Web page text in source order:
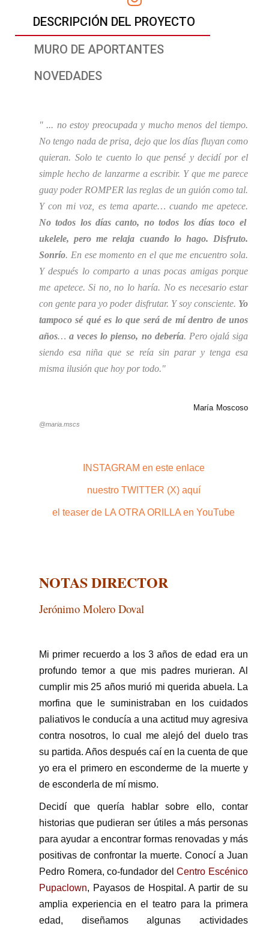
DESCRIPCIÓN DEL PROYECTO
MURO DE APORTANTES
NOVEDADES
" ... no estoy preocupada y mucho menos del tiempo.
No tengo nada de prisa, dejo que los días fluyan como
quieran. Solo te cuento lo que pensé y decidí por el
simple hecho de lanzarme a escribir. Y que me parece
guay poder ROMPER las reglas de un guión como tal.
Y con mi voz, es tema aparte… cuando me apetece.
No todos los días canto, no todos los días toco el
ukelele, pero me relaja cuando lo hago. Disfruto.
Sonrío. En ese momento en el que me encuentro sola.
Y después lo comparto a unas pocas amigas porque
me apetece. Si no, no lo haría. No es necesario estar
con gente para yo poder disfrutar. Y soy consciente. Yo
tampoco sé qué es lo que será de mí dentro de unos
años…a veces lo pienso, no debería. Pero ojalá siga
siendo esa niña que se reía sin parar y tenga esa
misma ilusión que hoy por todo."
María Moscoso
@maria.mscs
INSTAGRAM en este enlace
nuestro TWITTER (X) aquí
el teaser de LA OTRA ORILLA en YouTube
NOTAS DIRECTOR
Jerónimo Molero Doval
Mi primer recuerdo a los 3 años de edad era un
profundo temor a que mis padres murieran. Al
cumplir mis 25 años murió mi querida abuela. La
morfina que le suministraban en los cuidados
paliativos le conducía a una actitud muy agresiva
contra nosotros, lo cual me alejó del duelo tras
su partida. Años después caí en la cuenta de que
yo era el primero en esconderme de la muerte y
de esconderla de mí mismo.
Decidí que quería hablar sobre ello, contar
historias que pudieran ser útiles a más personas
para ayudar a encontrar formas renovadas y más
positivas de confrontar la muerte. Conocí a Juan
Pedro Romera, co-fundador delCentro Escénico
Pupaclown, Payasos de Hospital. A partir de su
amplia experiencia en el teatro para la primera
edad, diseñamos algunas actividades